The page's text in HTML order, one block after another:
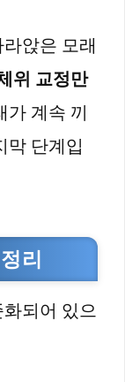
앉은 모래
위 교정만
가 계속 끼
막 단계입
리
되어 있으